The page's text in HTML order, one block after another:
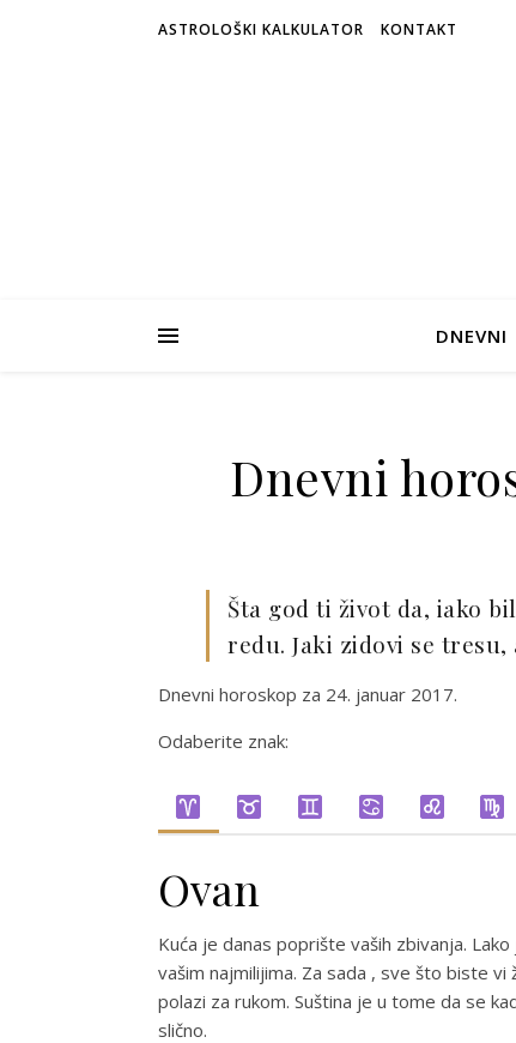
ASTROLOŠKI KALKULATOR KONTAKT
DNEVNI
Dnevni
Šta god ti život da, iako
redu. Jaki zidovi se
Dnevni horoskop za 24. januar 2017.
Odaberite znak:
Ovan
Kuća je danas poprište vaših zbivanja.
vašim najmilijima. Za sada , sve što biste
polazi za rukom. Suština je u tome da se
slično.